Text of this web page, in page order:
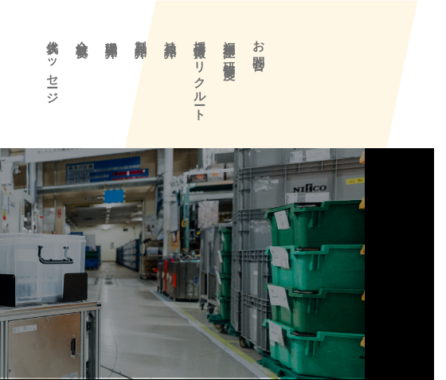
代表メッセージ 製品紹介 採用情報／リクルート 福利厚生／研修制度 お問合せ